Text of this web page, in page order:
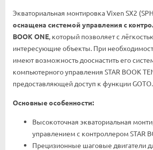
Экваториальная монтировка Vixen SX2
оснащена системой управления с
BOOK ONE, который позволяет с
интересующие объекты. При
имеют возможность дооснастить его
компьютерного управления STAR BOOK
предоставляющей доступ к функции GOTO.
Основные особенности:
Высокоточная экваториальная
управлением с контроллером STAR
Прецизионные шаговые двигатели